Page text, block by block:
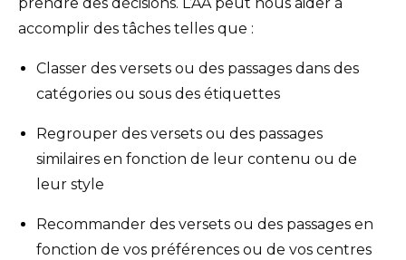
prendre des décisions. L’AA peut nous aider à
accomplir des tâches telles que :
Classer des versets ou des passages dans des
catégories ou sous des étiquettes
Regrouper des versets ou des passages
similaires en fonction de leur contenu ou de
leur style
Recommander des versets ou des passages en
fonction de vos préférences ou de vos centres